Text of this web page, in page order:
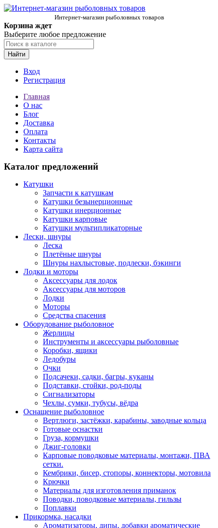
Интернет-магазин рыболовных товаров
Корзина ждет
Выберите любое предложение
Найти
Вход
Регистрация
Главная
О нас
Блог
Доставка
Оплата
Контакты
Карта сайта
Каталог предложений
Катушки
Запчасти к катушкам
Катушки безынерционные
Катушки инерционные
Катушки карповые
Катушки мультипликаторные
Лески, шнуры
Леска
Плетёные шнуры
Шнуры нахлыстовые, подлески, бэкинги
Лодки и моторы
Аксессуары для лодок
Аксессуары для моторов
Лодки
Моторы
Средства спасения
Оборудование рыболовное
Жерлицы
Инструменты и аксессуары рыболовные
Коробки, ящики
Ледобуры
Очки
Подсачеки, садки, багры, куканы
Подставки, стойки, род-поды
Сигнализаторы
Чехлы, сумки, тубусы, вёдра
Оснащение рыболовное
Вертлюги, застёжки, карабины, заводные кольца
Готовые оснастки
Груза, кормушки
Джиг-головки
Карповые поводковые материалы, монтажи, ПВА
сетки.
Кембрики, бисер, стопоры, коннекторы, мотовила
Крючки
Материалы для изготовления приманок
Поводки, поводковые материалы, гильзы
Поплавки
Прикормка, насадки
Ароматизаторы, дипы, добавки ароматические